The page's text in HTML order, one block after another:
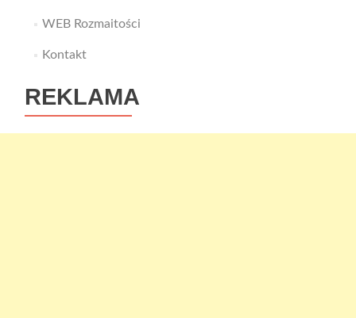
WEB Rozmaitości
Kontakt
REKLAMA